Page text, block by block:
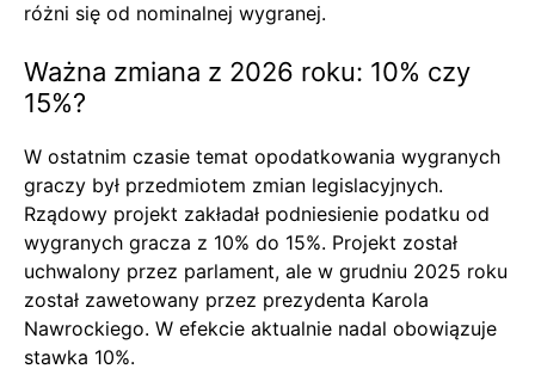
różni się od nominalnej wygranej.
Ważna zmiana z 2026 roku: 10% czy
15%?
W ostatnim czasie temat opodatkowania wygranych
graczy był przedmiotem zmian legislacyjnych.
Rządowy projekt zakładał podniesienie podatku od
wygranych gracza z 10% do 15%. Projekt został
uchwalony przez parlament, ale w grudniu 2025 roku
został zawetowany przez prezydenta Karola
Nawrockiego. W efekcie aktualnie nadal obowiązuje
stawka 10%.